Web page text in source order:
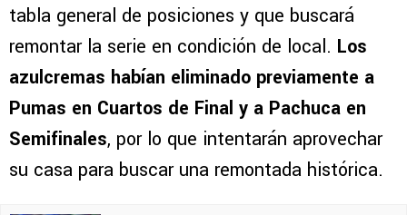
tabla general de posiciones y que buscará
remontar la serie en condición de local. Los
azulcremas habían eliminado previamente a
Pumas en Cuartos de Final y a Pachuca en
Semifinales, por lo que intentarán aprovechar
su casa para buscar una remontada histórica.